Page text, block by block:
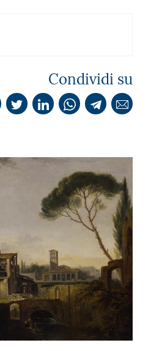
Condividi su